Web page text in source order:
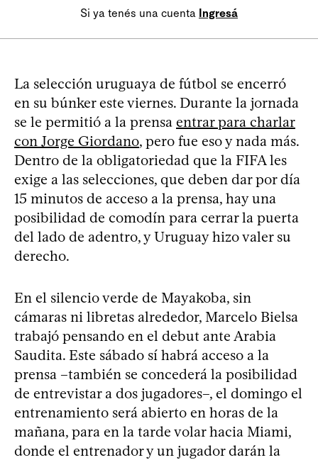
Si ya tenés una cuenta Ingresá
La selección uruguaya de fútbol se encerró
en su búnker este viernes. Durante la jornada
se le permitió a la prensa entrar para charlar
con Jorge Giordano, pero fue eso y nada más.
Dentro de la obligatoriedad que la FIFA les
exige a las selecciones, que deben dar por día
15 minutos de acceso a la prensa, hay una
posibilidad de comodín para cerrar la puerta
del lado de adentro, y Uruguay hizo valer su
derecho.
En el silencio verde de Mayakoba, sin
cámaras ni libretas alrededor, Marcelo Bielsa
trabajó pensando en el debut ante Arabia
Saudita. Este sábado sí habrá acceso a la
prensa –también se concederá la posibilidad
de entrevistar a dos jugadores–, el domingo el
entrenamiento será abierto en horas de la
mañana, para en la tarde volar hacia Miami,
donde el entrenador y un jugador darán la